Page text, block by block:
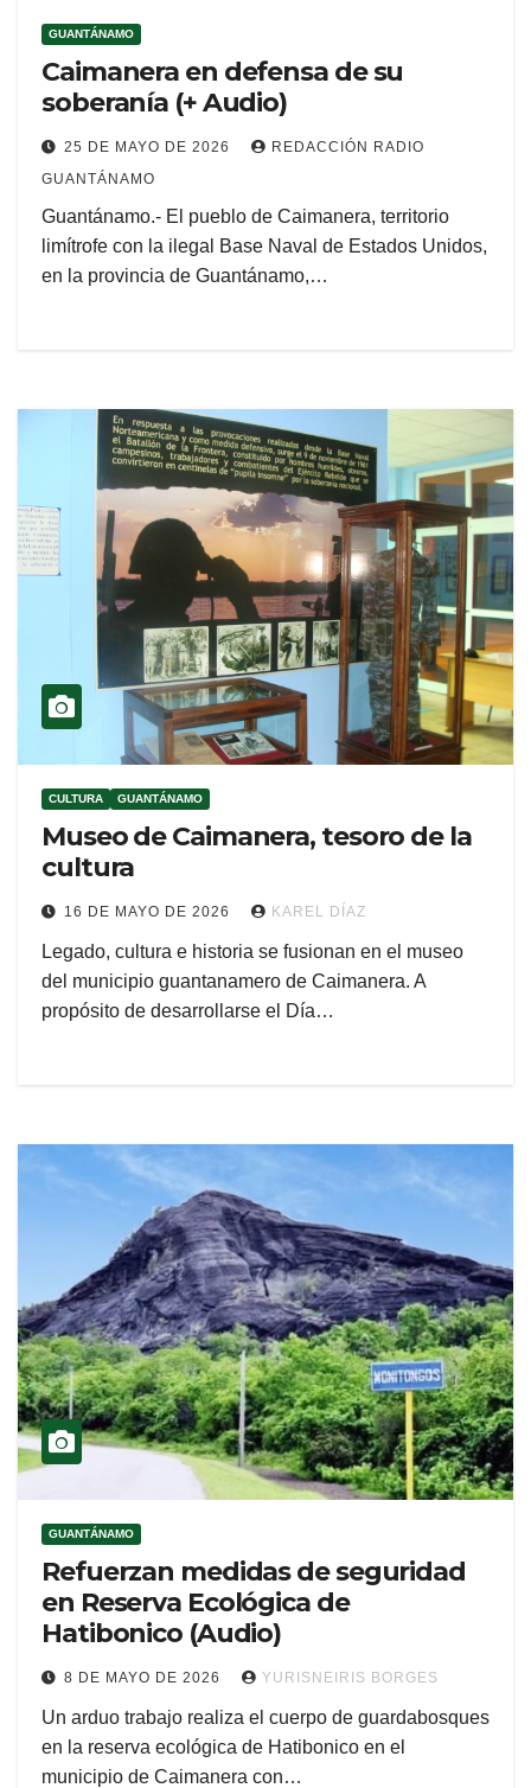
GUANTÁNAMO
Caimanera en defensa de su
soberanía (+ Audio)
25 DE MAYO DE 2026
REDACCIÓN RADIO
GUANTÁNAMO
Guantánamo.- El pueblo de Caimanera, territorio
limítrofe con la ilegal Base Naval de Estados Unidos,
en la provincia de Guantánamo,…
CULTURA GUANTÁNAMO
Museo de Caimanera, tesoro de la
cultura
16 DE MAYO DE 2026 KAREL DÍAZ
Legado, cultura e historia se fusionan en el museo
del municipio guantanamero de Caimanera. A
propósito de desarrollarse el Día…
GUANTÁNAMO
Refuerzan medidas de seguridad
en Reserva Ecológica de
Hatibonico (Audio)
8 DE MAYO DE 2026 YURISNEIRIS BORGES
Un arduo trabajo realiza el cuerpo de guardabosques
en la reserva ecológica de Hatibonico en el
municipio de Caimanera con…